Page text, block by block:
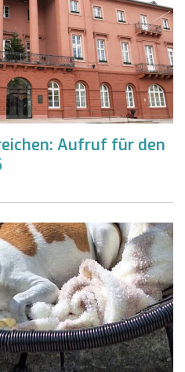
Aufruf für den